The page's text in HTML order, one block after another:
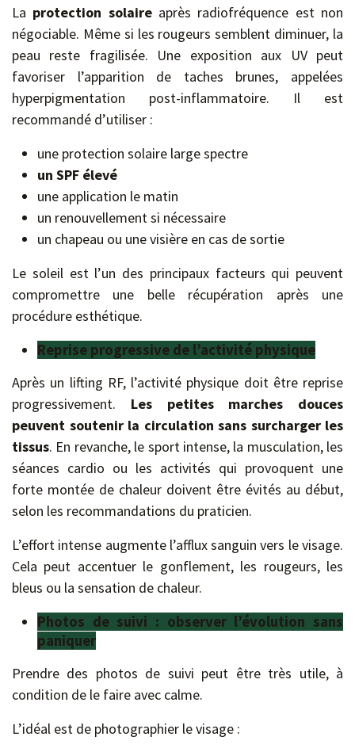
La protection solaireaprès radiofréquence est non
négociable. Même si les rougeurs semblent diminuer, la
peau reste fragilisée. Une exposition aux UV peut
favoriser l’apparition de taches brunes, appelées
hyperpigmentation post-inflammatoire. Il est
recommandé d’utiliser :
une protection solaire large spectre
un SPF élevé
une application le matin
un renouvellement si nécessaire
un chapeau ou une visière en cas de sortie
Le soleil est l’un des principaux facteurs qui peuvent
compromettre une belle récupération après une
procédure esthétique.
Reprise progressive de l’activité physique
Après un lifting RF, l’activité physique doit être reprise
progressivement. Les petites marches douces
peuvent soutenir la circulation sans surcharger les
tissus. En revanche, le sport intense, la musculation, les
séances cardio ou les activités qui provoquent une
forte montée de chaleur doivent être évités au début,
selon les recommandations du praticien.
L’effort intense augmente l’afflux sanguin vers le visage.
Cela peut accentuer le gonflement, les rougeurs, les
bleus ou la sensation de chaleur.
Photos de suivi : observer l’évolution sans
paniquer
Prendre des photos de suivi peut être très utile, à
condition de le faire avec calme.
L’idéal est de photographier le visage :